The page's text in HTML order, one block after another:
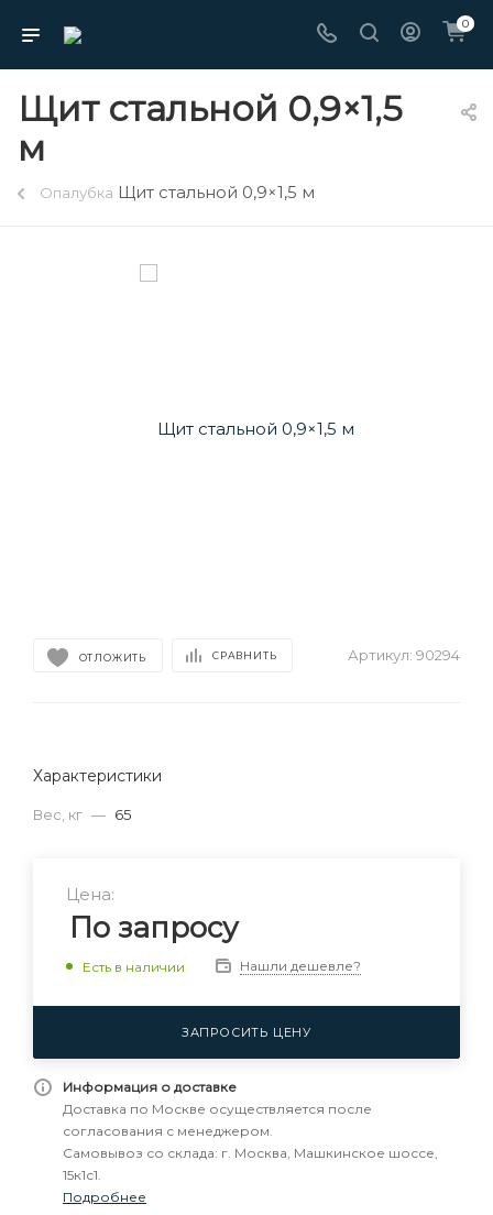
0
Щит стальной 0,9×1,5
м
Опалубка Щит стальной 0,9×1,5 м
ОТЛОЖИТЬ СРАВНИТЬ Артикул: 90294
Характеристики
Вес, кг — 65
Цена:
По запросу
Есть в наличии Нашли дешевле?
ЗАПРОСИТЬ ЦЕНУ
Информация о доставке
Доставка по Москве осуществляется после
согласования с менеджером.
Самовывоз со склада: г. Москва, Машкинское шоссе,
15к1с1.
Подробнее